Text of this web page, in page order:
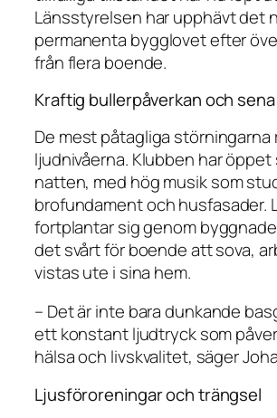
Länsstyrelsen har upphävt det
permanenta bygglovet efter
från flera boende.
Kraftig bullerpåverkan och
De mest påtagliga störningarna
ljudnivåerna. Klubben har
natten, med hög musik som
brofundament och husfasader.
fortplantar sig genom
det svårt för boende att sova,
vistas ute i sina hem.
– Det är inte bara dunkande
ett konstant ljudtryck som
hälsa och livskvalitet, säger
Ljusföroreningar och trängsel